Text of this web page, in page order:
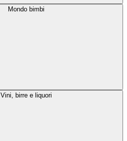
Mondo bimbi
Vini, birre e liquori